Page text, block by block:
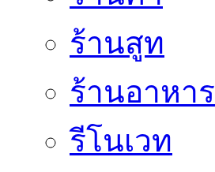
ร้านสูท
ร้านอาหาร
รีโนเวท